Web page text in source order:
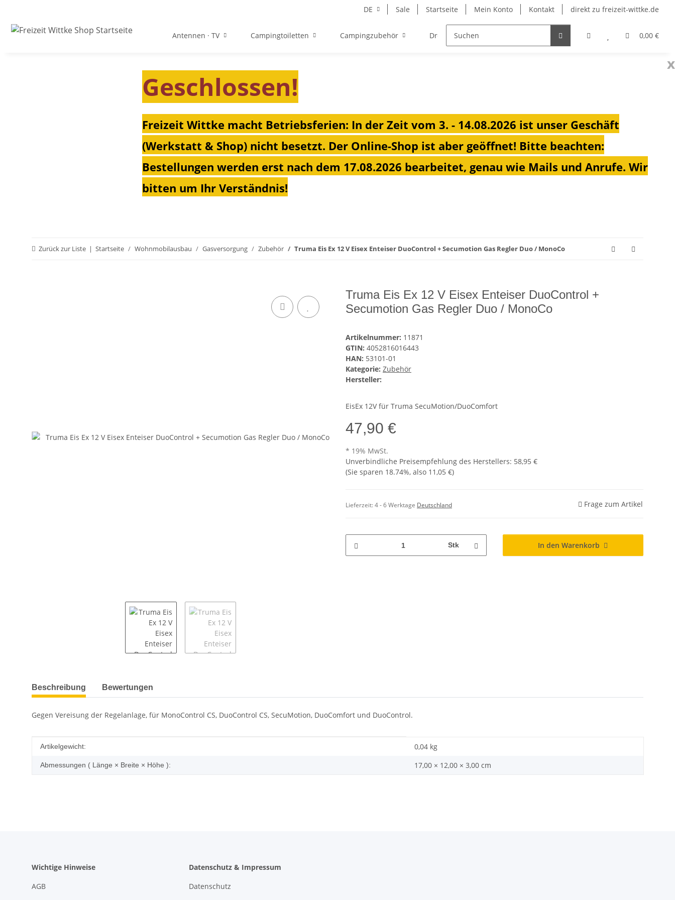
DE Sale Startseite Mein Konto Kontakt direkt zu freizeit-wittke.de
0,00 €
Antennen · TV Campingtoiletten Campingzubehör Drehkonsolen Heizungen für Ihren
x
Geschlossen!
Freizeit Wittke macht Betriebsferien: In der Zeit vom 3. - 14.08.2026 ist unser Geschäft
(Werkstatt & Shop) nicht besetzt. Der Online-Shop ist aber geöffnet! Bitte beachten:
Bestellungen werden erst nach dem 17.08.2026 bearbeitet, genau wie Mails und Anrufe. Wir
bitten um Ihr Verständnis!
Zurück zur Liste Startseite Wohnmobilausbau Gasversorgung Zubehör Truma Eis Ex 12 V Eisex Enteiser DuoControl + Secumotion Gas Regler Duo / MonoCo
Truma Eis Ex 12 V Eisex Enteiser DuoControl +
Secumotion Gas Regler Duo / MonoCo
Artikelnummer: 11871
GTIN: 4052816016443
HAN: 53101-01
Kategorie: Zubehör
Hersteller:
EisEx 12V für Truma SecuMotion/DuoComfort
47,90 €
* 19% MwSt.
Unverbindliche Preisempfehlung des Herstellers: 58,95 €
(Sie sparen 18.74%, also 11,05 €)
Lieferzeit:4 - 6 Werktage Deutschland Frage zum Artikel
Stk In den Warenkorb
weitere Registerkarten anzeigen
Beschreibung Bewertungen
Gegen Vereisung der Regelanlage, für MonoControl CS, DuoControl CS, SecuMotion, DuoComfort und DuoControl.
Produkteigenschaft
Wert
Artikelgewicht: 0,04 kg
Abmessungen ( Länge × Breite × Höhe ): 17,00 × 12,00 × 3,00 cm
Wichtige Hinweise
AGB
Datenschutz & Impressum
Datenschutz